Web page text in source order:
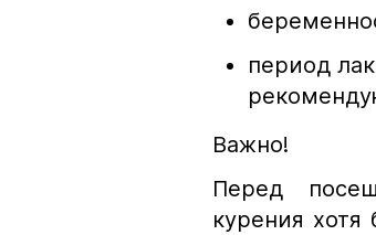
период
Важно!
Перед
курения хотя